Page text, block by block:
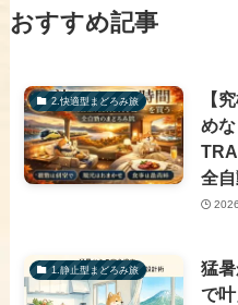
おすすめ記事
2.快適型まどろみ旅
【
め
全
1.静止型まどろみ旅
猛
で